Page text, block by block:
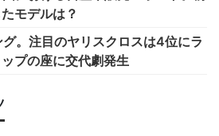
モデルは？
。注目のヤリスクロスは4位にラ
プの座に交代劇発生